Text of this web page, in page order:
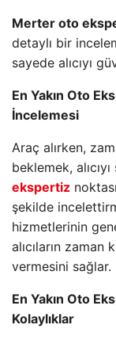
Merter oto
detaylı bir
sayede alıcıyı
En Yakın Oto
İncelemesi
Araç alırken,
beklemek,
ekspertiz
şekilde
hizmetlerinin
alıcıların
vermesini sağlar.
En Yakın Oto
Kolaylıklar